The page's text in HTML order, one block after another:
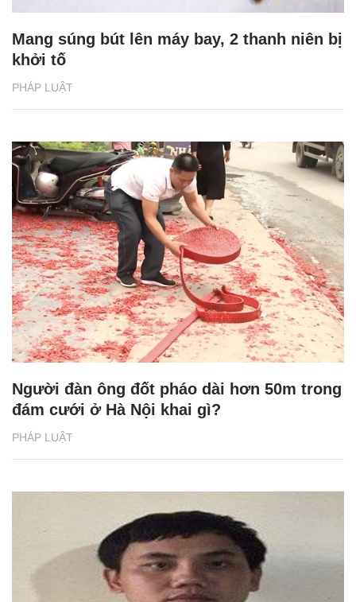
PHÁP LUẬT
Mang súng bút lên máy bay, 2 thanh niên bị
khởi tố
PHÁP LUẬT
Người đàn ông đốt pháo dài hơn 50m trong
đám cưới ở Hà Nội khai gì?